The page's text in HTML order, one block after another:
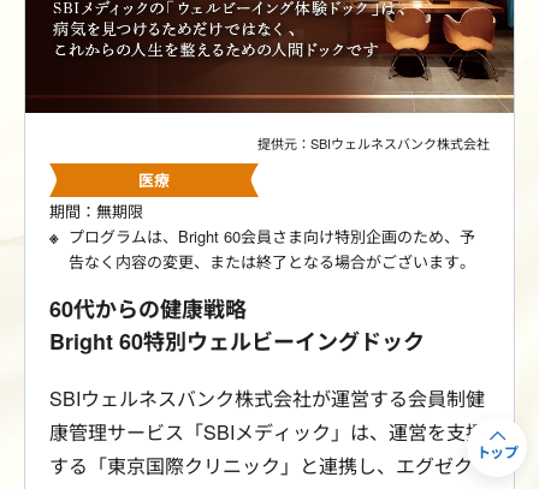
提供元：SBIウェルネスバンク株式会社
医療
期間：無期限
プログラムは、Bright 60会員さま向け特別企画のため、予
告なく内容の変更、または終了となる場合がございます。
60代からの健康戦略
Bright 60特別ウェルビーイングドック
SBIウェルネスバンク株式会社が運営する会員制健
康管理サービス「SBIメディック」は、運営を支援
する「東京国際クリニック」と連携し、エグゼク
トップ